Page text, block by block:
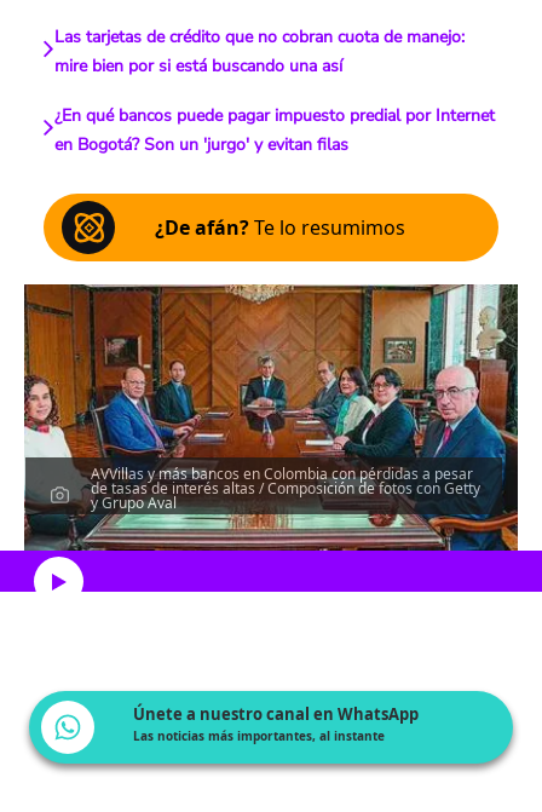
Las tarjetas de crédito que no cobran cuota de manejo:
mire bien por si está buscando una así
¿En qué bancos puede pagar impuesto predial por Internet
en Bogotá? Son un 'jurgo' y evitan filas
¿De afán?Te lo resumimos
AVVillas y más bancos en Colombia con pérdidas a pesar
de tasas de interés altas / Composición de fotos con Getty
y Grupo Aval
Escucha el artículo
Únete a nuestro canal en WhatsApp
Las noticias más importantes, al instante